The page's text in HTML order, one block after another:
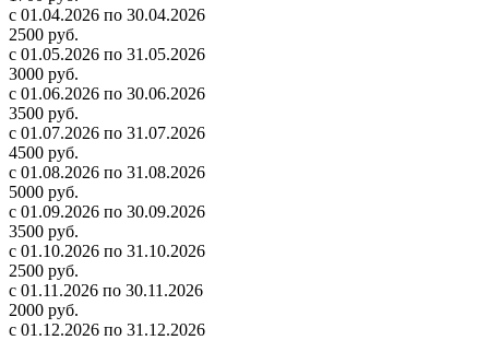
с 01.04.2026 по 30.04.2026
2500 руб.
с 01.05.2026 по 31.05.2026
3000 руб.
с 01.06.2026 по 30.06.2026
3500 руб.
с 01.07.2026 по 31.07.2026
4500 руб.
с 01.08.2026 по 31.08.2026
5000 руб.
с 01.09.2026 по 30.09.2026
3500 руб.
с 01.10.2026 по 31.10.2026
2500 руб.
с 01.11.2026 по 30.11.2026
2000 руб.
с 01.12.2026 по 31.12.2026